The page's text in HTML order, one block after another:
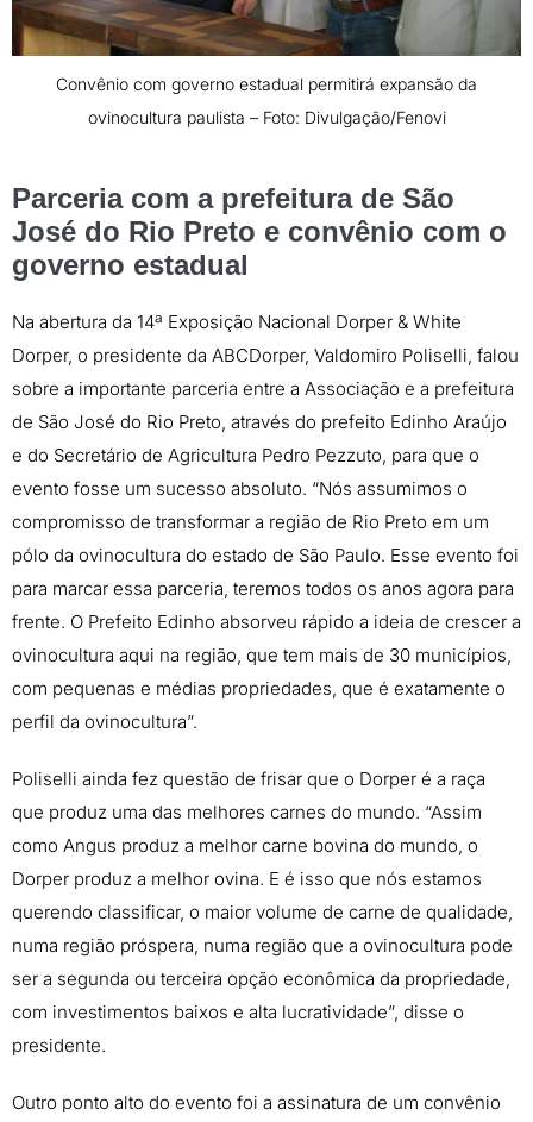
Convênio com governo estadual permitirá expansão da
ovinocultura paulista – Foto: Divulgação/Fenovi
Parceria com a prefeitura de São
José do Rio Preto e convênio com o
governo estadual
Na abertura da 14ª Exposição Nacional Dorper & White
Dorper, o presidente da ABCDorper, Valdomiro Poliselli, falou
sobre a importante parceria entre a Associação e a prefeitura
de São José do Rio Preto, através do prefeito Edinho Araújo
e do Secretário de Agricultura Pedro Pezzuto, para que o
evento fosse um sucesso absoluto. “Nós assumimos o
compromisso de transformar a região de Rio Preto em um
pólo da ovinocultura do estado de São Paulo. Esse evento foi
para marcar essa parceria, teremos todos os anos agora para
frente. O Prefeito Edinho absorveu rápido a ideia de crescer a
ovinocultura aqui na região, que tem mais de 30 municípios,
com pequenas e médias propriedades, que é exatamente o
perfil da ovinocultura”.
Poliselli ainda fez questão de frisar que o Dorper é a raça
que produz uma das melhores carnes do mundo. “Assim
como Angus produz a melhor carne bovina do mundo, o
Dorper produz a melhor ovina. E é isso que nós estamos
querendo classificar, o maior volume de carne de qualidade,
numa região próspera, numa região que a ovinocultura pode
ser a segunda ou terceira opção econômica da propriedade,
com investimentos baixos e alta lucratividade”, disse o
presidente.
Outro ponto alto do evento foi a assinatura de um convênio